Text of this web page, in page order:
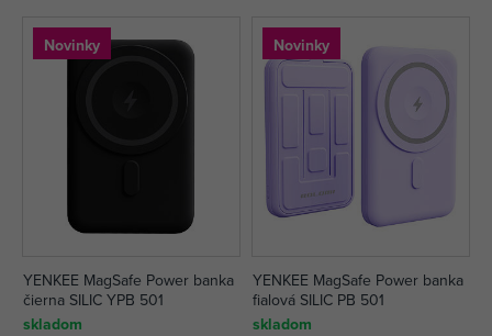
Novinky
YENKEE MagSafe Power banka
čierna SILIC YPB 501
skladom
Novinky
YENKEE MagSafe Power banka
fialová SILIC PB 501
skladom